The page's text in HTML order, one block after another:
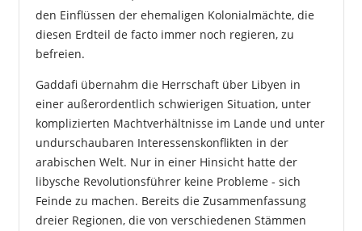
den Einflüssen der ehemaligen Kolonialmächte, die
diesen Erdteil de facto immer noch regieren, zu
befreien.
Gaddafi übernahm die Herrschaft über Libyen in
einer außerordentlich schwierigen Situation, unter
komplizierten Machtverhältnisse im Lande und unter
undurschaubaren Interessenskonflikten in der
arabischen Welt. Nur in einer Hinsicht hatte der
libysche Revolutionsführer keine Probleme - sich
Feinde zu machen. Bereits die Zusammenfassung
dreier Regionen, die von verschiedenen Stämmen